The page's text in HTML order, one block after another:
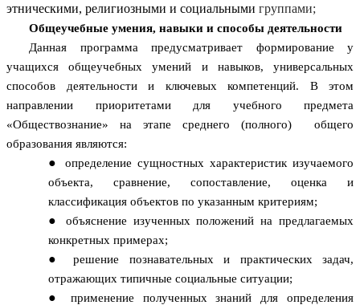
этническими, религиозными и социальными группами;
Общеучебные умения, навыки и способы деятельности
Данная программа предусматривает формирование у
учащихся общеучебных умений и навыков, универсальных
способов деятельности и ключевых компетенций. В этом
направлении приоритетами для учебного предмета
«Обществознание» на этапе среднего (полного) общего
образования являются:
определение сущностных характеристик изучаемого
объекта, сравнение, сопоставление, оценка и
классификация объектов по указанным критериям;
объяснение изученных положений на предлагаемых
конкретных примерах;
решение познавательных и практических задач,
отражающих типичные социальные ситуации;
применение полученных знаний для определения